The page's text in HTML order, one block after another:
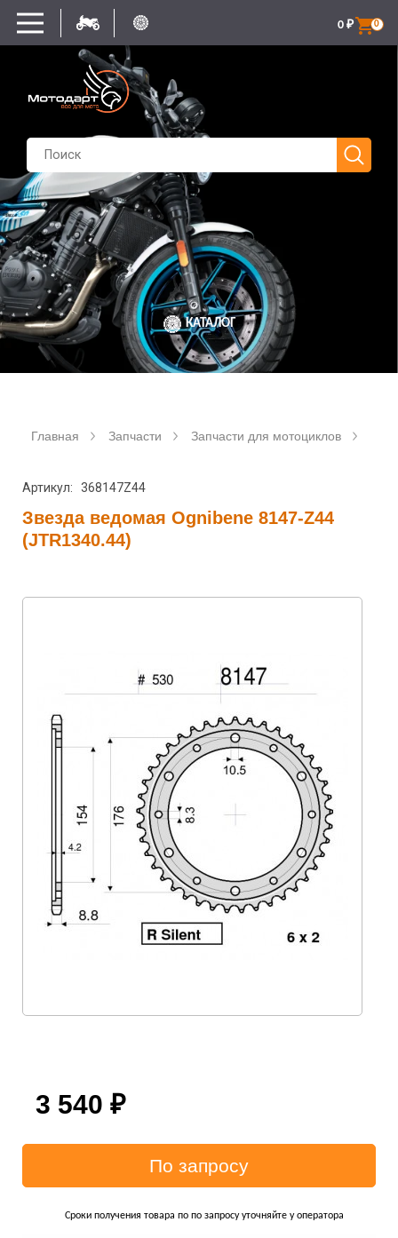
0
0 ₽
КАТАЛОГ
Главная Запчасти Запчасти для мотоциклов
Артикул: 368147Z44
Звезда ведомая Ognibene 8147-Z44
(JTR1340.44)
3 540 ₽
Сроки получения товара по по запросу уточняйте у оператора